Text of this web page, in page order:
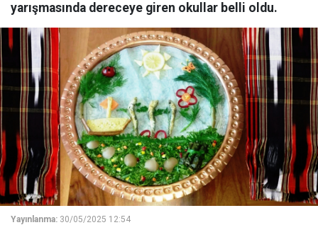
yarışmasında dereceye giren okullar belli oldu.
Yayınlanma: 30/05/2025 12:54